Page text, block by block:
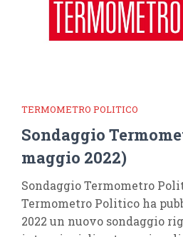
TERMOMETRO POLITICO
Sondaggio
maggio 2022)
Sondaggio Termometro
Termometro Politico ha
2022 un nuovo sondaggio